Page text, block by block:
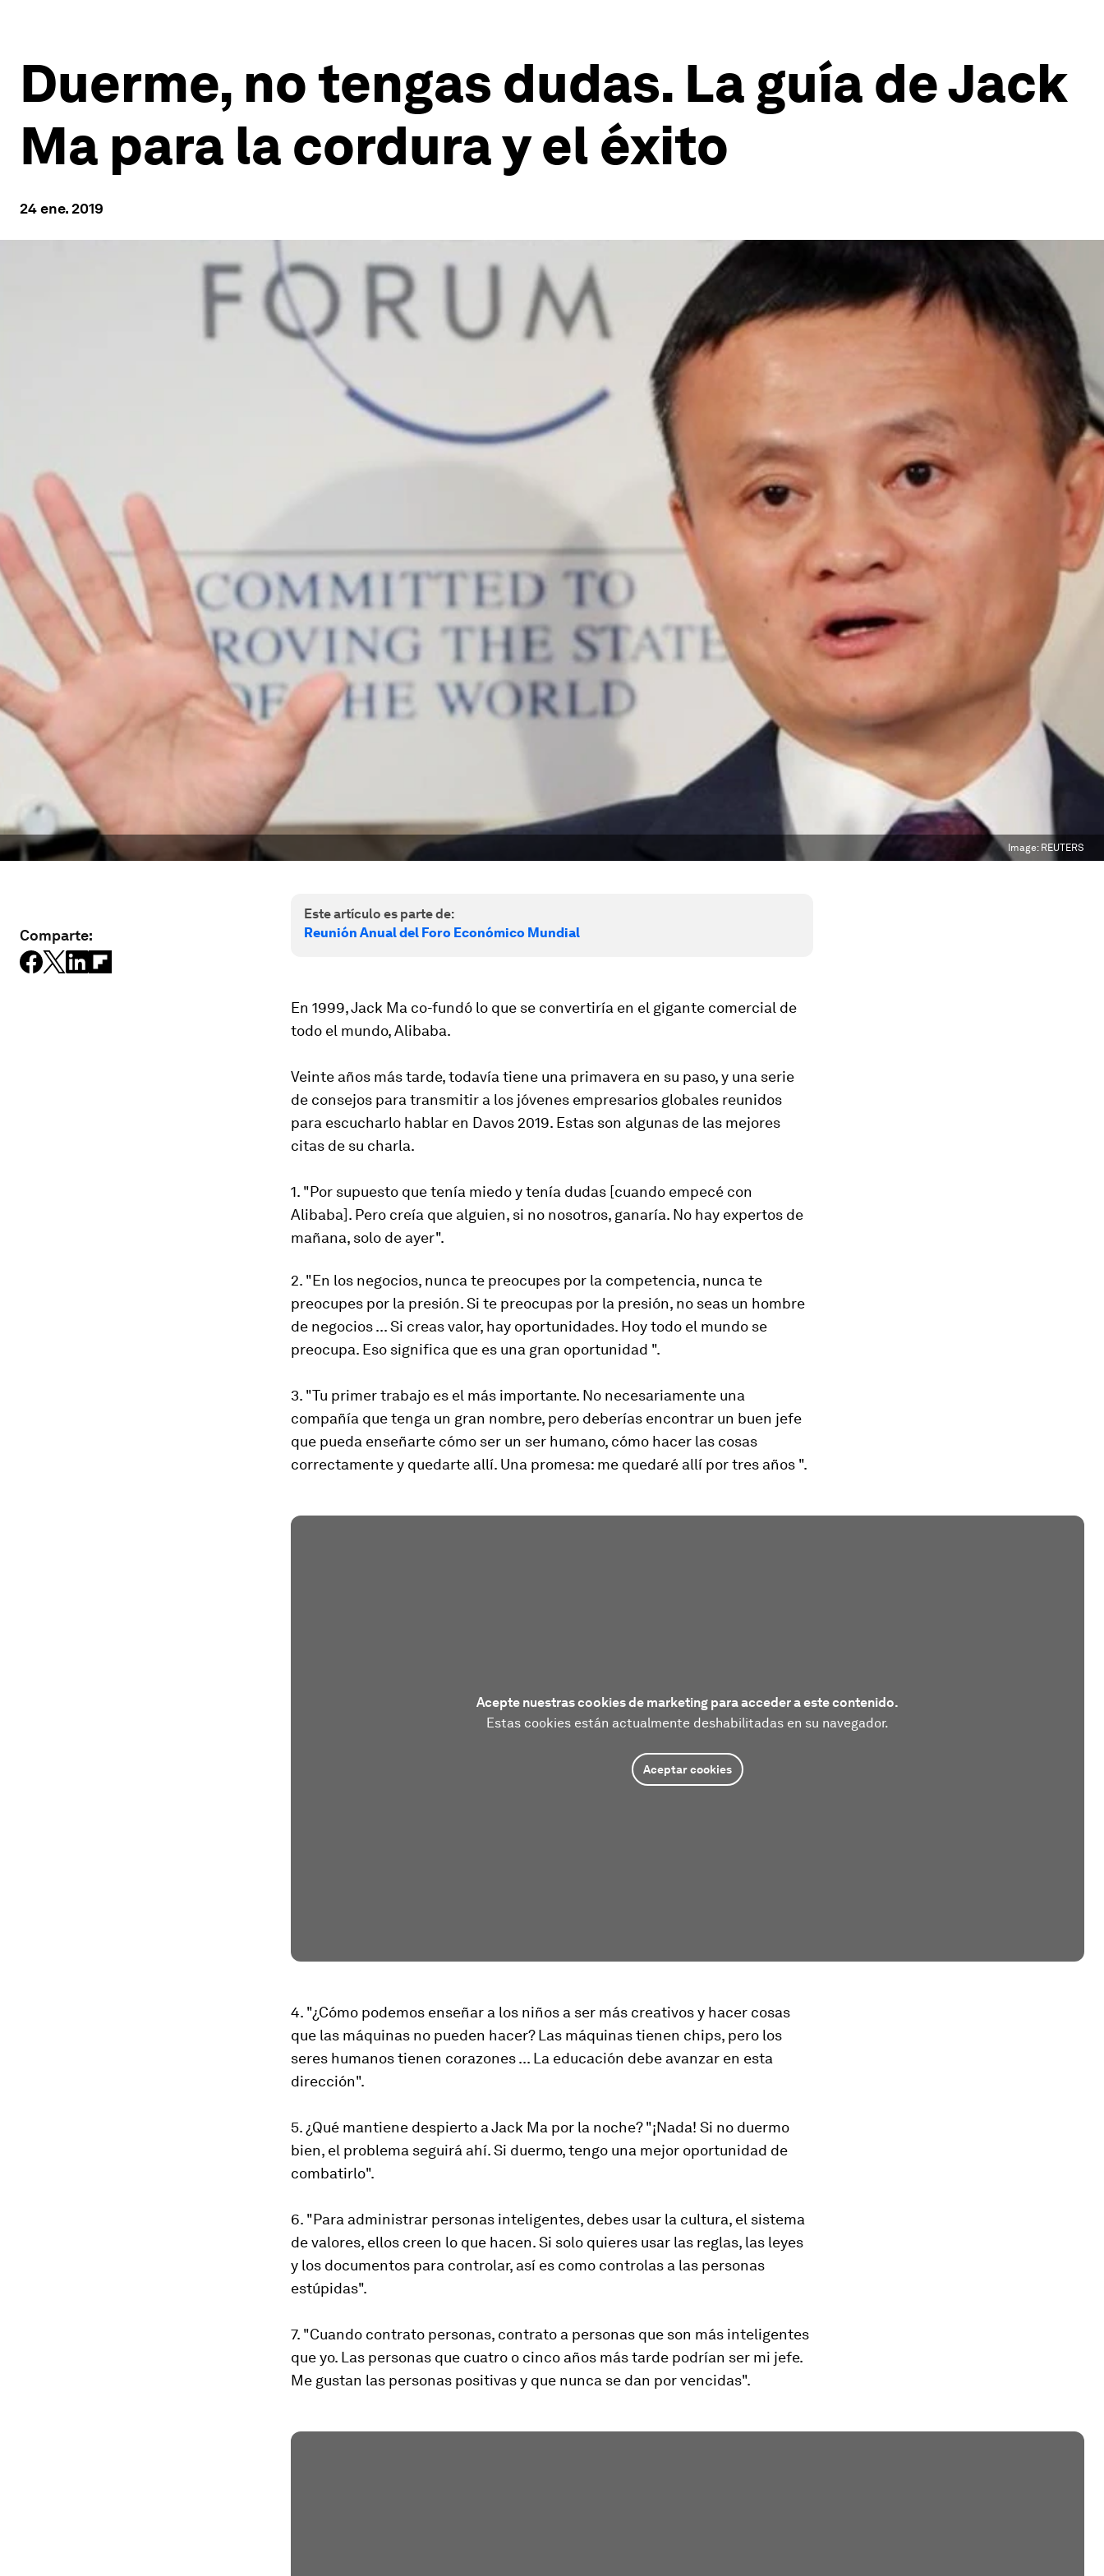
Duerme, no tengas dudas. La guía de Jack
Ma para la cordura y el éxito
24 ene. 2019
Image: REUTERS
Comparte:
Este artículo es parte de:
Reunión Anual del Foro Económico Mundial
En 1999, Jack Ma co-fundó lo que se convertiría en el gigante comercial de
todo el mundo, Alibaba.
Veinte años más tarde, todavía tiene una primavera en su paso, y una serie
de consejos para transmitir a los jóvenes empresarios globales reunidos
para escucharlo hablar en Davos 2019. Estas son algunas de las mejores
citas de su charla.
1. "Por supuesto que tenía miedo y tenía dudas [cuando empecé con
Alibaba]. Pero creía que alguien, si no nosotros, ganaría. No hay expertos de
mañana, solo de ayer".
2. "En los negocios, nunca te preocupes por la competencia, nunca te
preocupes por la presión. Si te preocupas por la presión, no seas un hombre
de negocios ... Si creas valor, hay oportunidades. Hoy todo el mundo se
preocupa. Eso significa que es una gran oportunidad ".
3. "Tu primer trabajo es el más importante. No necesariamente una
compañía que tenga un gran nombre, pero deberías encontrar un buen jefe
que pueda enseñarte cómo ser un ser humano, cómo hacer las cosas
correctamente y quedarte allí. Una promesa: me quedaré allí por tres años ".
Acepte nuestras cookies de marketing para acceder a este contenido.
Estas cookies están actualmente deshabilitadas en su navegador.
Aceptar cookies
4. "¿Cómo podemos enseñar a los niños a ser más creativos y hacer cosas
que las máquinas no pueden hacer? Las máquinas tienen chips, pero los
seres humanos tienen corazones ... La educación debe avanzar en esta
dirección".
5. ¿Qué mantiene despierto a Jack Ma por la noche? "¡Nada! Si no duermo
bien, el problema seguirá ahí. Si duermo, tengo una mejor oportunidad de
combatirlo".
6. "Para administrar personas inteligentes, debes usar la cultura, el sistema
de valores, ellos creen lo que hacen. Si solo quieres usar las reglas, las leyes
y los documentos para controlar, así es como controlas a las personas
estúpidas".
7. "Cuando contrato personas, contrato a personas que son más inteligentes
que yo. Las personas que cuatro o cinco años más tarde podrían ser mi jefe.
Me gustan las personas positivas y que nunca se dan por vencidas".